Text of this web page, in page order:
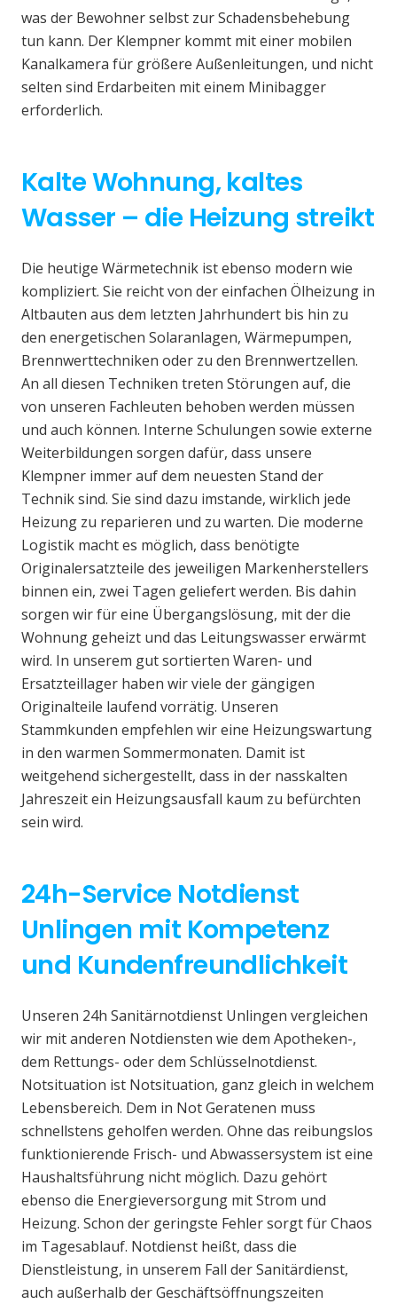
was der Bewohner selbst zur Schadensbehebung
tun kann. Der Klempner kommt mit einer mobilen
Kanalkamera für größere Außenleitungen, und nicht
selten sind Erdarbeiten mit einem Minibagger
erforderlich.
Kalte Wohnung, kaltes
Wasser – die Heizung streikt
Die heutige Wärmetechnik ist ebenso modern wie
kompliziert. Sie reicht von der einfachen Ölheizung in
Altbauten aus dem letzten Jahrhundert bis hin zu
den energetischen Solaranlagen, Wärmepumpen,
Brennwerttechniken oder zu den Brennwertzellen.
An all diesen Techniken treten Störungen auf, die
von unseren Fachleuten behoben werden müssen
und auch können. Interne Schulungen sowie externe
Weiterbildungen sorgen dafür, dass unsere
Klempner immer auf dem neuesten Stand der
Technik sind. Sie sind dazu imstande, wirklich jede
Heizung zu reparieren und zu warten. Die moderne
Logistik macht es möglich, dass benötigte
Originalersatzteile des jeweiligen Markenherstellers
binnen ein, zwei Tagen geliefert werden. Bis dahin
sorgen wir für eine Übergangslösung, mit der die
Wohnung geheizt und das Leitungswasser erwärmt
wird. In unserem gut sortierten Waren- und
Ersatzteillager haben wir viele der gängigen
Originalteile laufend vorrätig. Unseren
Stammkunden empfehlen wir eine Heizungswartung
in den warmen Sommermonaten. Damit ist
weitgehend sichergestellt, dass in der nasskalten
Jahreszeit ein Heizungsausfall kaum zu befürchten
sein wird.
24h-Service Notdienst
Unlingen mit Kompetenz
und Kundenfreundlichkeit
Unseren 24h Sanitärnotdienst Unlingen vergleichen
wir mit anderen Notdiensten wie dem Apotheken-,
dem Rettungs- oder dem Schlüsselnotdienst.
Notsituation ist Notsituation, ganz gleich in welchem
Lebensbereich. Dem in Not Geratenen muss
schnellstens geholfen werden. Ohne das reibungslos
funktionierende Frisch- und Abwassersystem ist eine
Haushaltsführung nicht möglich. Dazu gehört
ebenso die Energieversorgung mit Strom und
Heizung. Schon der geringste Fehler sorgt für Chaos
im Tagesablauf. Notdienst heißt, dass die
Dienstleistung, in unserem Fall der Sanitärdienst,
auch außerhalb der Geschäftsöffnungszeiten